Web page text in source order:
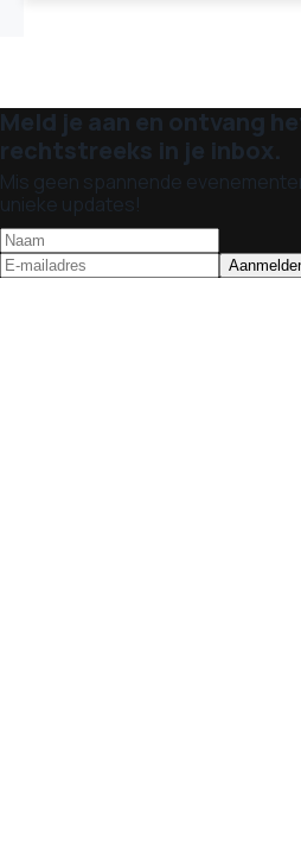
Meld je aan en ontvang
rechtstreeks in je inbox.
Mis geen spannende
unieke updates!